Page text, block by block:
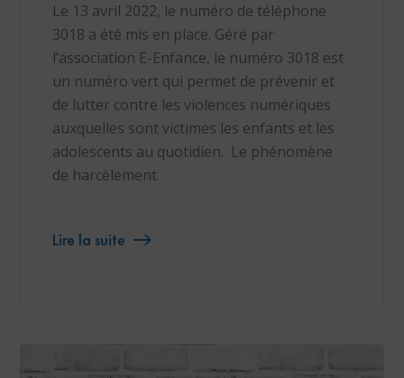
Le 13 avril 2022, le numéro de téléphone
3018 a été mis en place. Géré par
l’association E-Enfance, le numéro 3018 est
un numéro vert qui permet de prévenir et
de lutter contre les violences numériques
auxquelles sont victimes les enfants et les
adolescents au quotidien. Le phénomène
de harcèlement
Lire la suite